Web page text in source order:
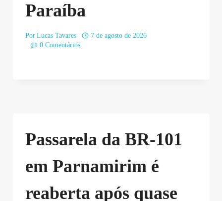
Paraíba
Por Lucas Tavares
7 de agosto de 2026
0 Comentários
Passarela da BR-101
em Parnamirim é
reaberta após quase